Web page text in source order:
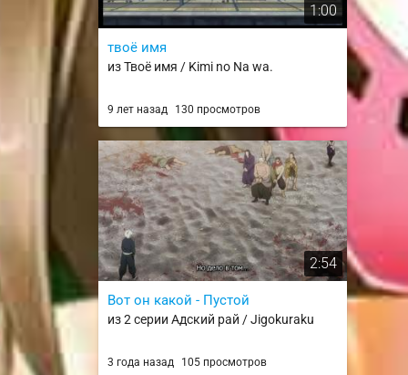
1:00
твоё имя
из Твоё имя / Kimi no Na wa.
9 лет назад 130 просмотров
2:54
Вот он какой - Пустой
из 2 серии Адский рай / Jigokuraku
3 года назад 105 просмотров